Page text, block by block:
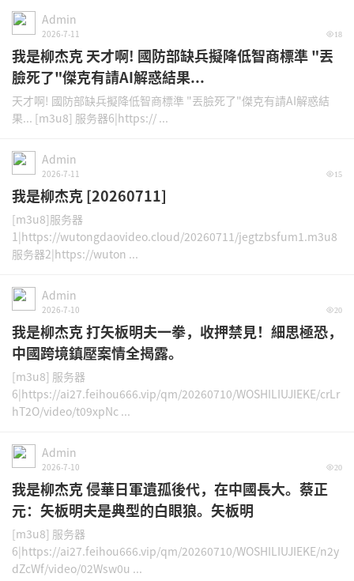
Admin
2026-7-11 18
我是柳杰克 天才啊! 國防部缺兵擬降低智商標準 "丟
臉死了"傑克有請AI解惑結果...
天才啊! 國防部缺兵擬降低智商標準 "丟臉死了"傑克有請AI解惑結
果... [m3u8] 服务器6|https:// ...
Admin
2026-7-11 15
我是柳杰克 [20260711]
[m3u8]服务器
1|https://wutongdaovideo.cloud/20260711/jegtzbsfum1.m3u8
服务器2|https://wuton ...
Admin
2026-7-10 20
我是柳杰克 打矢板明夫一拳，收押禁見！細思極恐，
中國跨境鎮壓案情全揭露。
[m3u8] 服务器
6|https://ai27.feihou666.vip/qm/20260710/WOSHILIUJIEKE/crLr
hT2O/video/t09xpNc ...
Admin
2026-7-10 20
我是柳杰克 侵華日軍遺孤後代，在中國長大。蔡正
元：矢板明夫是典型的白眼狼。矢板明
[m3u8] 服务器
6|https://ai27.feihou666.vip/qm/20260710/WOSHILIUJIEKE/n2y
dZcWf/video/02Wsw0u ...